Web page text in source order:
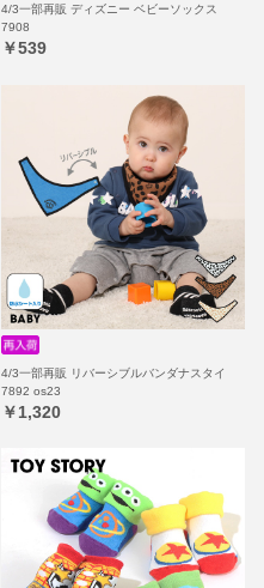
4/3一部再販 ディズニー ベビーソックス
7908
￥539
4/3一部再販 リバーシブルバンダナスタイ
7892 os23
￥1,320